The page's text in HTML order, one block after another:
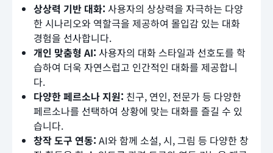
상상력 기반 대화: 사용자의 상상력을 자극하는 다양
한 시나리오와 역할극을 제공하여 몰입감 있는 대화
경험을 선사합니다.
개인 맞춤형 AI: 사용자의 대화 스타일과 선호도를 학
습하여 더욱 자연스럽고 인간적인 대화를 제공합니
다.
다양한 페르소나 지원: 친구, 연인, 전문가 등 다양한
페르소나를 선택하여 상황에 맞는 대화를 즐길 수 있
습니다.
창작 도구 연동: AI와 함께 소설, 시, 그림 등 다양한 창